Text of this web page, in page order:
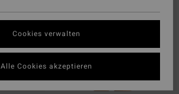
Cookies verwalten
Alle Cookies akzeptieren